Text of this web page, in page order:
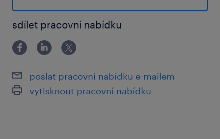
diagnostika a léčba pacientů v rámci
ambulantního provozu
práce v jednosměnném provozu od 07:00
možnost zapojení do služeb lékařské
pohotovostní služby pro dospělé nebo do
sdílet pracovní nabídku
poslat pracovní nabídku e-mailem
vytisknout pracovní nabídku